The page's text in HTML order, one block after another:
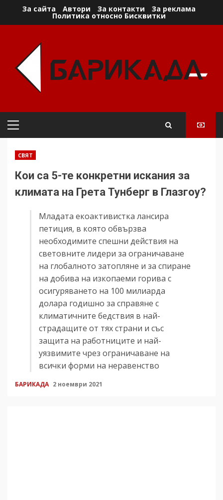
За сайта Автори За контакти За реклама
Политика относно Бисквитки
Primary
СВЯТ
Кои са 5-те конкретни искания за
климата на Грета Тунберг в Глазгоу?
Младата екоактивистка лансира
петиция, в която обвързва
необходимите спешни действия на
световните лидери за ограничаване
на глобалното затопляне и за спиране
на добива на изкопаеми горива с
осигуряването на 100 милиарда
долара годишно за справяне с
климатичните бедствия в най-
страдащите от тях страни и със
защита на работниците и най-
уязвимите чрез ограничаване на
всички форми на неравенство
БАРИКАДА 2 ноември 2021